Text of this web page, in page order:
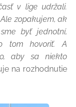
v lige udržali.
zopakujem, ak
byť jednotní,
tom hovoriť. A
aby sa niekto
na rozhodnutie